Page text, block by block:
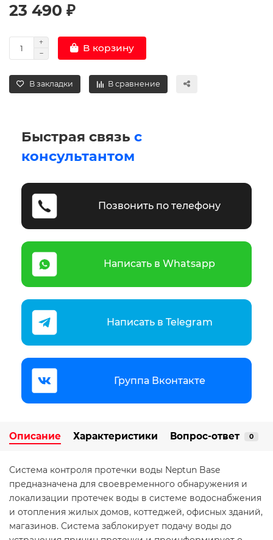
23 490 ₽
В корзину
В закладки В сравнение
Быстрая связь с
консультантом
Позвонить по телефону
Написать в Whatsapp
Написать в Telegram
Группа Вконтакте
Описание Характеристики Вопрос-ответ 0
Система контроля протечки воды Neptun Base
предназначена для своевременного обнаружения и
локализации протечек воды в системе водоснабжения
и отопления жилых домов, коттеджей, офисных зданий,
магазинов. Система заблокирует подачу воды до